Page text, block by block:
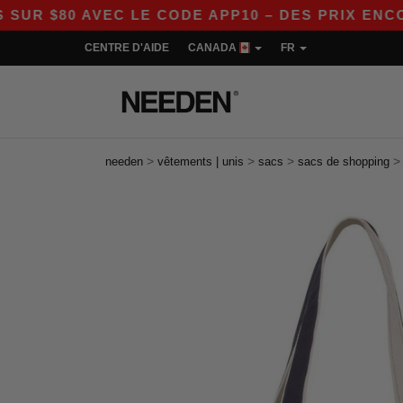
AVEC LE CODE APP10 – DES PRIX ENCORE
CENTRE D'AIDE CANADA FR
needen > vêtements | unis > sacs > sacs de shopping >